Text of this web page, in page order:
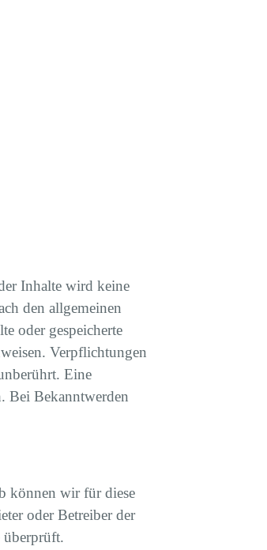
Inhalte wird keine
den allgemeinen
oder gespeicherte
Verpflichtungen
Eine
Bei Bekanntwerden
können wir für diese
oder Betreiber der